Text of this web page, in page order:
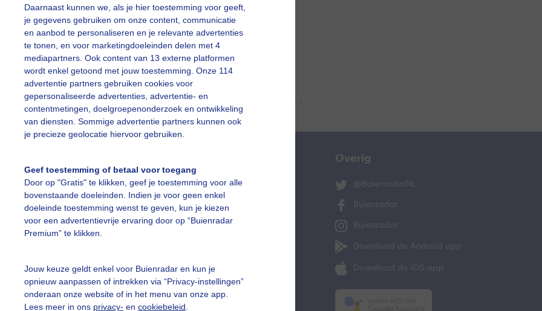
Daarnaast kunnen we, als je hier toestemming voor geeft,
je gegevens gebruiken om onze content, communicatie
en aanbod te personaliseren en je relevante advertenties
te tonen, en voor marketingdoeleinden delen met 4
mediapartners. Ook content van 13 externe platformen
wordt enkel getoond met jouw toestemming. Onze 114
advertentie partners gebruiken cookies voor
gepersonaliseerde advertenties, advertentie- en
contentmetingen, doelgroepenonderzoek en ontwikkeling
van diensten. Sommige advertentie partners kunnen ook
je precieze geolocatie hiervoor gebruiken.
Geef toestemming of betaal voor toegang
Door op "Gratis" te klikken, geef je toestemming voor alle
bovenstaande doeleinden. Indien je voor geen enkel
doeleinde toestemming wenst te geven, kun je kiezen
voor een advertentievrije ervaring door op “Buienradar
Premium” te klikken.
Jouw keuze geldt enkel voor Buienradar en kun je
opnieuw aanpassen of intrekken via “Privacy-instellingen”
onderaan onze website of in het menu van onze app.
Lees meer in ons privacy- en cookiebeleid
slideshow
Een moment geduld aub...
vragen
Team
De Bilt
Overig
@BuienradarNL
Buienradar
Buienradar
Download de Android app
Download de iOS app